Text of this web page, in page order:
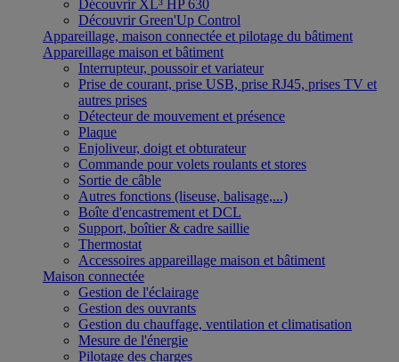
Découvrir XL³ HP 630
Découvrir Green'Up Control
Appareillage, maison connectée et pilotage du bâtiment
Appareillage maison et bâtiment
Interrupteur, poussoir et variateur
Prise de courant, prise USB, prise RJ45, prises TV et
autres prises
Détecteur de mouvement et présence
Plaque
Enjoliveur, doigt et obturateur
Commande pour volets roulants et stores
Sortie de câble
Autres fonctions (liseuse, balisage,...)
Boîte d'encastrement et DCL
Support, boîtier & cadre saillie
Thermostat
Accessoires appareillage maison et bâtiment
Maison connectée
Gestion de l'éclairage
Gestion des ouvrants
Gestion du chauffage, ventilation et climatisation
Mesure de l'énergie
Pilotage des charges